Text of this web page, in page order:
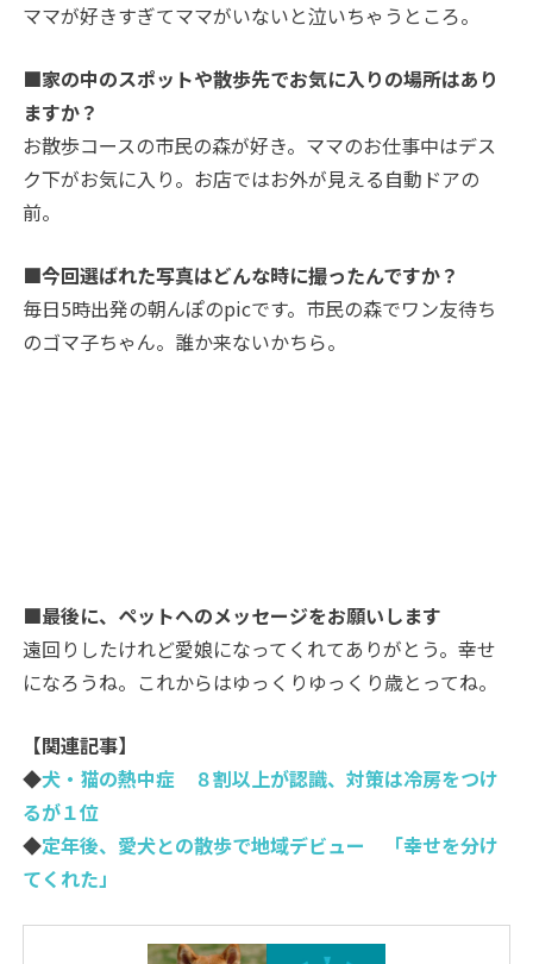
ママが好きすぎてママがいないと泣いちゃうところ。
■家の中のスポットや散歩先でお気に入りの場所はあり
ますか？
お散歩コースの市民の森が好き。ママのお仕事中はデス
ク下がお気に入り。お店ではお外が見える自動ドアの
前。
■今回選ばれた写真はどんな時に撮ったんですか？
毎日5時出発の朝んぽのpicです。市民の森でワン友待ち
のゴマ子ちゃん。誰か来ないかちら。
■最後に、ペットへのメッセージをお願いします
遠回りしたけれど愛娘になってくれてありがとう。幸せ
になろうね。これからはゆっくりゆっくり歳とってね。
【関連記事】
◆犬・猫の熱中症 ８割以上が認識、対策は冷房をつけ
るが１位
◆定年後、愛犬との散歩で地域デビュー 「幸せを分け
てくれた」